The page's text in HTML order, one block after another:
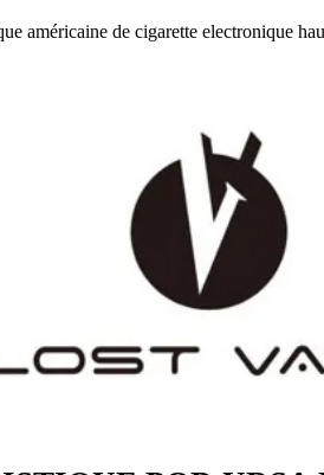
américaine de cigarette electronique